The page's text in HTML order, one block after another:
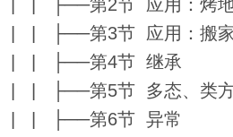
| | ├──第2节 应用：烤
| | ├──第3节 应用：搬
| | ├──第4节 继承
| | ├──第5节 多态、类
| | ├──第6节 异常